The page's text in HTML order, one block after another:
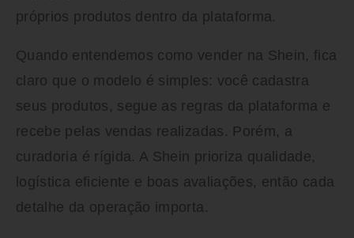
próprios produtos dentro da plataforma.
Quando entendemos como vender na Shein , fica
claro que o modelo é simples: você cadastra
seus produtos, segue as regras da plataforma e
recebe pelas vendas realizadas. Porém, a
curadoria é rígida. A Shein prioriza qualidade,
logística eficiente e boas avaliações, então cada
detalhe da operação importa.